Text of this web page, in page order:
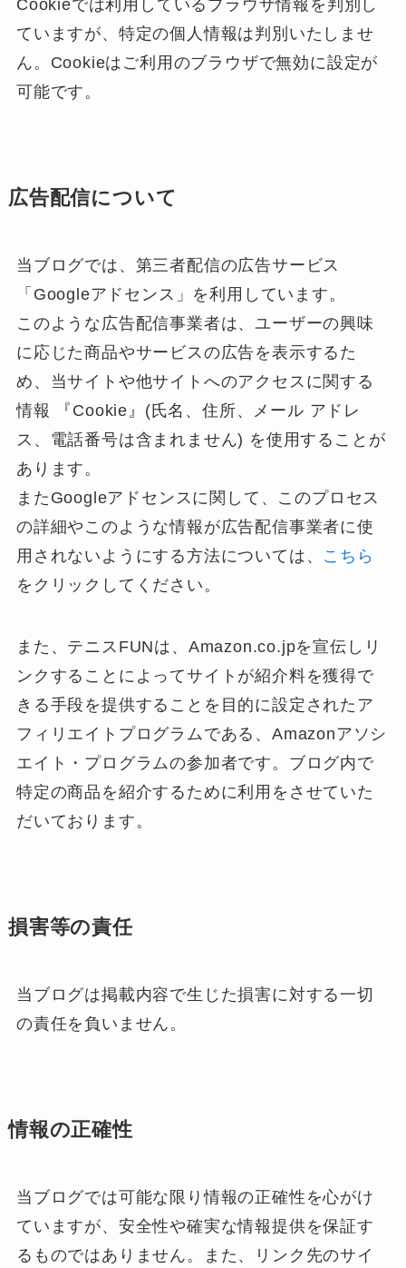
Cookieでは利用しているブラウザ情報を判別し
ていますが、特定の個人情報は判別いたしませ
ん。Cookieはご利用のブラウザで無効に設定が
可能です。
広告配信について
当ブログでは、第三者配信の広告サービス
「Googleアドセンス」を利用しています。
このような広告配信事業者は、ユーザーの興味
に応じた商品やサービスの広告を表示するた
め、当サイトや他サイトへのアクセスに関する
情報 『Cookie』(氏名、住所、メール アドレ
ス、電話番号は含まれません) を使用することが
あります。
またGoogleアドセンスに関して、このプロセス
の詳細やこのような情報が広告配信事業者に使
用されないようにする方法については、 こちら
をクリックしてください。
また、テニスFUNは、Amazon.co.jpを宣伝しリ
ンクすることによってサイトが紹介料を獲得で
きる手段を提供することを目的に設定されたア
フィリエイトプログラムである、Amazonアソシ
エイト・プログラムの参加者です。ブログ内で
特定の商品を紹介するために利用をさせていた
だいております。
損害等の責任
当ブログは掲載内容で生じた損害に対する一切
の責任を負いません。
情報の正確性
当ブログでは可能な限り情報の正確性を心がけ
ていますが、安全性や確実な情報提供を保証す
るものではありません。また、リンク先のサイ